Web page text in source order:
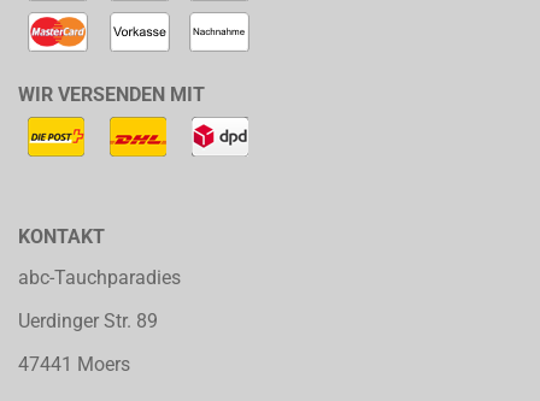
WIR VERSENDEN MIT
KONTAKT
abc-Tauchparadies
Uerdinger Str. 89
47441 Moers